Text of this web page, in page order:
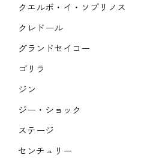
クエルボ・イ・ソブリノス
クレドール
グランドセイコー
ゴリラ
ジン
ジー・ショック
ステージ
センチュリー